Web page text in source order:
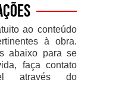
ao conteúdo
à obra.
abaixo para se
faça contato
através do